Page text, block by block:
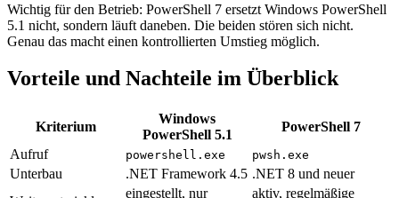
Wichtig für den Betrieb: PowerShell 7 ersetzt Windows PowerShell
5.1 nicht, sondern läuft daneben. Die beiden stören sich nicht.
Genau das macht einen kontrollierten Umstieg möglich.
Vorteile und Nachteile im Überblick
Kriterium
Windows
PowerShell 5.1
PowerShell 7
Aufruf
powershell.exe pwsh.exe
Unterbau .NET Framework 4.5 .NET 8 und neuer
eingestellt, nur aktiv, regelmäßige